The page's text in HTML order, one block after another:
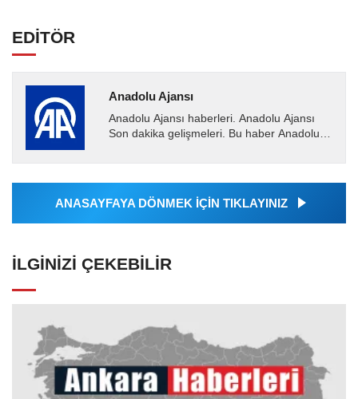
EDİTÖR
Anadolu Ajansı
Anadolu Ajansı haberleri. Anadolu Ajansı
Son dakika gelişmeleri. Bu haber Anadolu
Ajansı tarafından...
ANASAYFAYA DÖNMEK İÇİN TIKLAYINIZ
İLGINIZI ÇEKEBILIR